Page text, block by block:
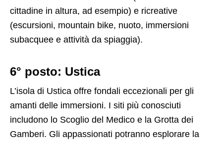
cittadine in altura, ad esempio) e ricreative
(escursioni, mountain bike, nuoto, immersioni
subacquee e attività da spiaggia).
6° posto: Ustica
L’isola di Ustica offre fondali eccezionali per gli
amanti delle immersioni. I siti più conosciuti
includono lo Scoglio del Medico e la Grotta dei
Gamberi. Gli appassionati potranno esplorare la